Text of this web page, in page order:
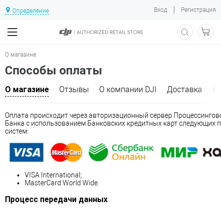
Определение Вход | Регистрация
О магазине
Способы оплаты
О магазине Отзывы О компании DJI Доставка
Оплата происходит через авторизационный сервер
Банка с использованием Банковских кредитных карт следующих
систем:
VISA International;
MasterCard World Wide.
Процесс передачи данных